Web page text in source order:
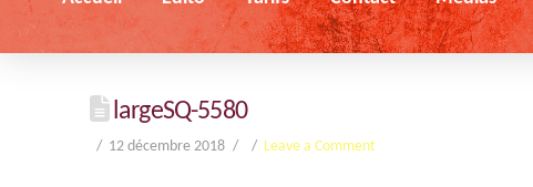
largeSQ-5580
12 décembre 2018 Leave a Comment